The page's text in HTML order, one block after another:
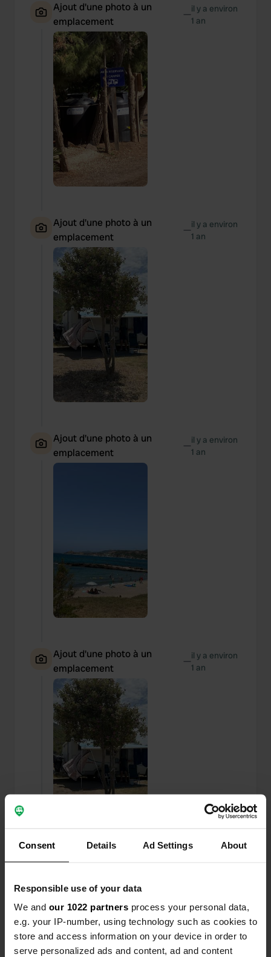
Consent Details Ad Settings About
Responsible use of your data
We and our 1022 partners process your personal data,
e.g. your IP-number, using technology such as cookies to
store and access information on your device in order to
serve personalized ads and content, ad and content
Ajout d'une photo à un
emplacement
—il y a environ
1 an
Ajout d'une photo à un
emplacement
—il y a environ
1 an
Ajout d'une photo à un
emplacement
—il y a environ
1 an
Ajout d'une photo à un
emplacement
—il y a environ
1 an
Sitecode:7612
plage, l'endroit est très poussiéreux, vider la
cassette des toilettes est trop sale pour les mots,
ce sont de gros barils noirs complètement pleins
d'excréments et éclaboussent dans tous les sens,